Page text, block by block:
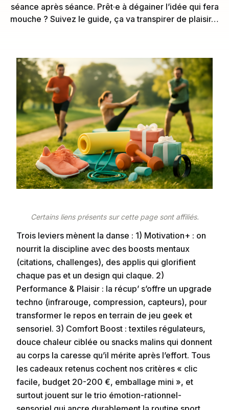
séance après séance. Prêt·e à dégainer l’idée qui fera
mouche ? Suivez le guide, ça va transpirer de plaisir…
Certains liens présents sur cette page sont affiliés.
Trois leviers mènent la danse : 1) Motivation+ : on
nourrit la discipline avec des boosts mentaux
(citations, challenges), des applis qui glorifient
chaque pas et un design qui claque. 2)
Performance & Plaisir : la récup’ s’offre un upgrade
techno (infrarouge, compression, capteurs), pour
transformer le repos en terrain de jeu geek et
sensoriel. 3) Comfort Boost : textiles régulateurs,
douce chaleur ciblée ou snacks malins qui donnent
au corps la caresse qu’il mérite après l’effort. Tous
les cadeaux retenus cochent nos critères « clic
facile, budget 20-200 €, emballage mini », et
surtout jouent sur le trio émotion-rationnel-